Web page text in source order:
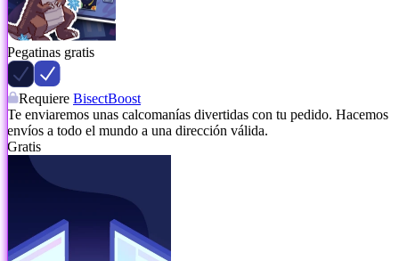
Pegatinas gratis
Requiere BisectBoost
Te enviaremos unas calcomanías divertidas con tu pedido. Hacemos
envíos a todo el mundo a una dirección válida.
Gratis